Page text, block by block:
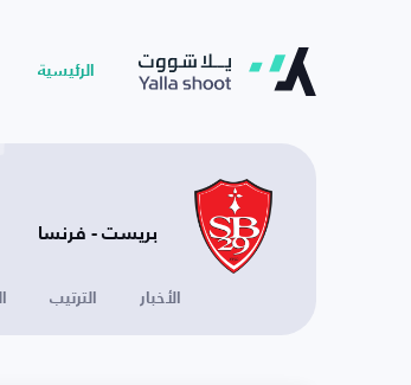
الرئيسية
بريست - فرنسا
الأخبار الترتيب